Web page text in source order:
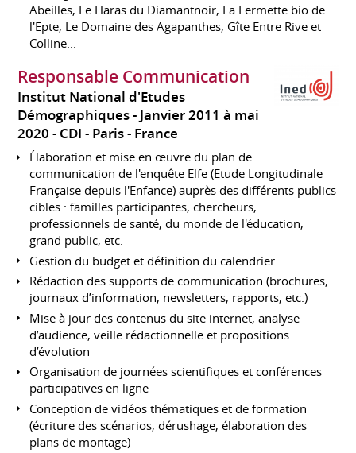
Abeilles, Le Haras du Diamantnoir, La Fermette bio de
l'Epte, Le Domaine des Agapanthes, Gîte Entre Rive et
Colline...
Responsable Communication
Institut National d'Etudes
Démographiques
Janvier 2011 à mai
2020 CDI Paris France
Élaboration et mise en œuvre du plan de
communication de l'enquête Elfe (Etude Longitudinale
Française depuis l'Enfance) auprès des différents publics
cibles : familles participantes, chercheurs,
professionnels de santé, du monde de l'éducation,
grand public, etc.
Gestion du budget et définition du calendrier
Rédaction des supports de communication (brochures,
journaux d’information, newsletters, rapports, etc.)
Mise à jour des contenus du site internet, analyse
d’audience, veille rédactionnelle et propositions
d’évolution
Organisation de journées scientifiques et conférences
participatives en ligne
Conception de vidéos thématiques et de formation
(écriture des scénarios, dérushage, élaboration des
plans de montage)